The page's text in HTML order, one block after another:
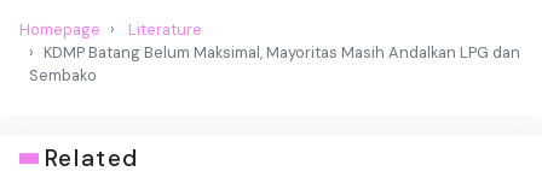
Homepage
Literature
KDMP Batang Belum Maksimal, Mayoritas Masih Andalkan LPG dan
Sembako
Related